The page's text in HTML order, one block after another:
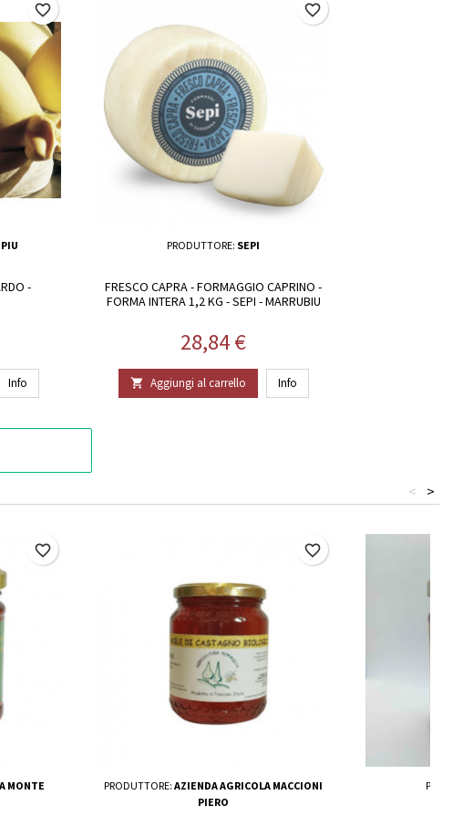
-
Info
favorite_border
PRODUTTORE: SEPI
FRESCO CAPRA - FORMAGGIO CAPRINO -
FORMA INTERA 1,2 KG - SEPI - MARRUBIU
Prezzo
28,84 €
 Aggiungi al carrello Info
favorite_border
>
<
MONTE
favorite_border
PRODUTTORE: AZIENDA AGRICOLA MACCIONI
PIERO
favorite_border